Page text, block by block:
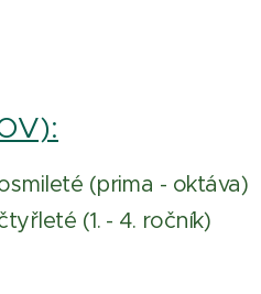
(prima - oktáva)
(1. - 4. ročník)